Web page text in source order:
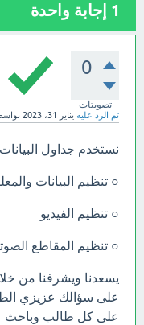
1 إجابة واحدة
0
تصويتات
تم الرد عليه يناير 31، 2023
نستخدم جداول
○ تنظيم البيانات
○ تنظيم الفيديو
○ تنظيم المقاطع
يسعدنا ويشرفنا من
على سؤالك عزيزي
على كل طالب وباحث